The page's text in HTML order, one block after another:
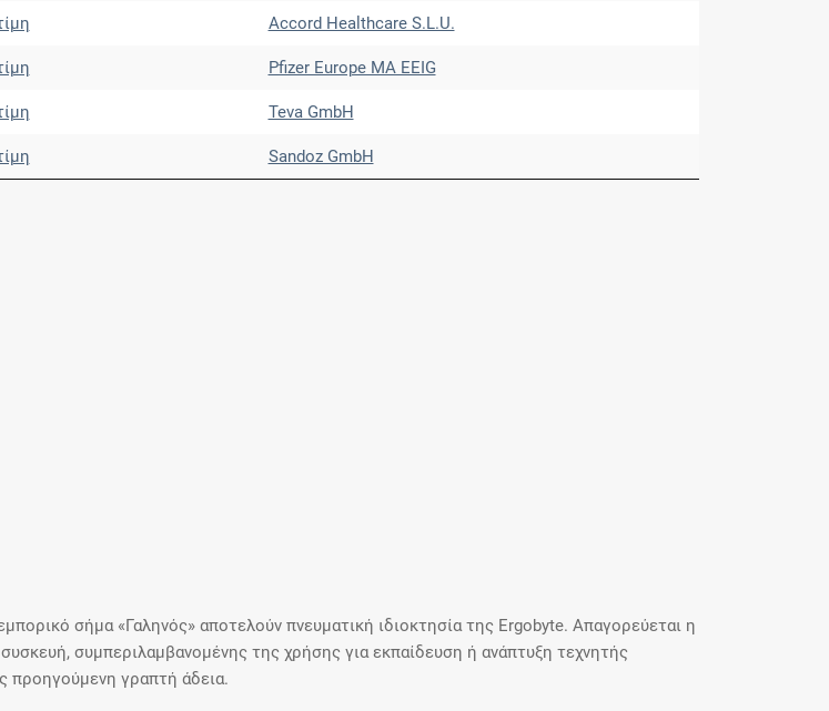
Accord Healthcare S.L.U.
Pfizer Europe MA EEIG
Teva GmbH
Sandoz GmbH
σήμα «Γαληνός» αποτελούν πνευματική ιδιοκτησία της Ergobyte. Απαγορεύεται η
συμπεριλαμβανομένης της χρήσης για εκπαίδευση ή ανάπτυξη τεχνητής
προηγούμενη γραπτή άδεια.